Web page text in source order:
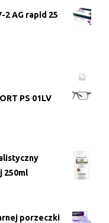
2 AG rapid 25
PS 01LV
250ml
porzeczki